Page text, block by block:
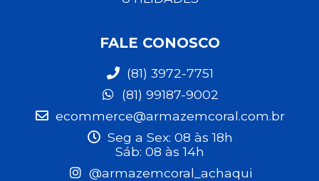
FALE CONOSCO
(81) 3972-7751
(81) 99187-9002
ecommerce@armazemcoral.com.br
Seg a Sex: 08 às 18h
Sáb: 08 às 14h
@armazemcoral_achaqui